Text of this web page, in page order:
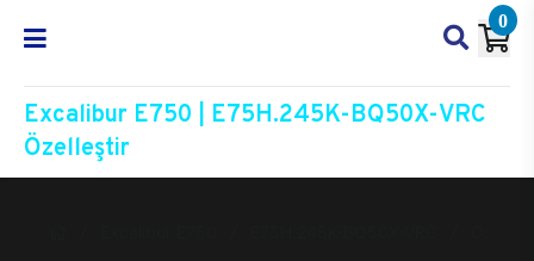
0
Excalibur E750 | E75H.245K-BQ50X-VRC
Özelleştir